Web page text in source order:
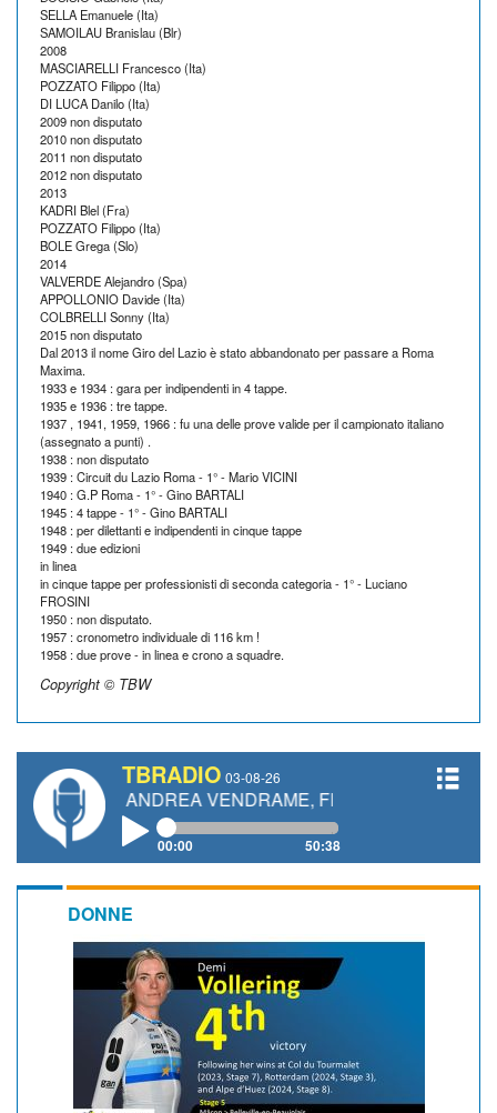
SELLA Emanuele (Ita)
SAMOILAU Branislau (Blr)
2008
MASCIARELLI Francesco (Ita)
POZZATO Filippo (Ita)
DI LUCA Danilo (Ita)
2009 non disputato
2010 non disputato
2011 non disputato
2012 non disputato
2013
KADRI Blel (Fra)
POZZATO Filippo (Ita)
BOLE Grega (Slo)
2014
VALVERDE Alejandro (Spa)
APPOLLONIO Davide (Ita)
COLBRELLI Sonny (Ita)
2015 non disputato
Dal 2013 il nome Giro del Lazio è stato abbandonato per passare a Roma
Maxima.
1933 e 1934 : gara per indipendenti in 4 tappe.
1935 e 1936 : tre tappe.
1937 , 1941, 1959, 1966 : fu una delle prove valide per il campionato italiano
(assegnato a punti) .
1938 : non disputato
1939 : Circuit du Lazio Roma - 1° - Mario VICINI
1940 : G.P Roma - 1° - Gino BARTALI
1945 : 4 tappe - 1° - Gino BARTALI
1948 : per dilettanti e indipendenti in cinque tappe
1949 : due edizioni
in linea
in cinque tappe per professionisti di seconda categoria - 1° - Luciano
FROSINI
1950 : non disputato.
1957 : cronometro individuale di 116 km !
1958 : due prove - in linea e crono a squadre.
Copyright © TBW
TBRADIO 03-08-26
ANDREA VENDRAME, FILIPPO FIORELLI
00:00 50:38
DONNE